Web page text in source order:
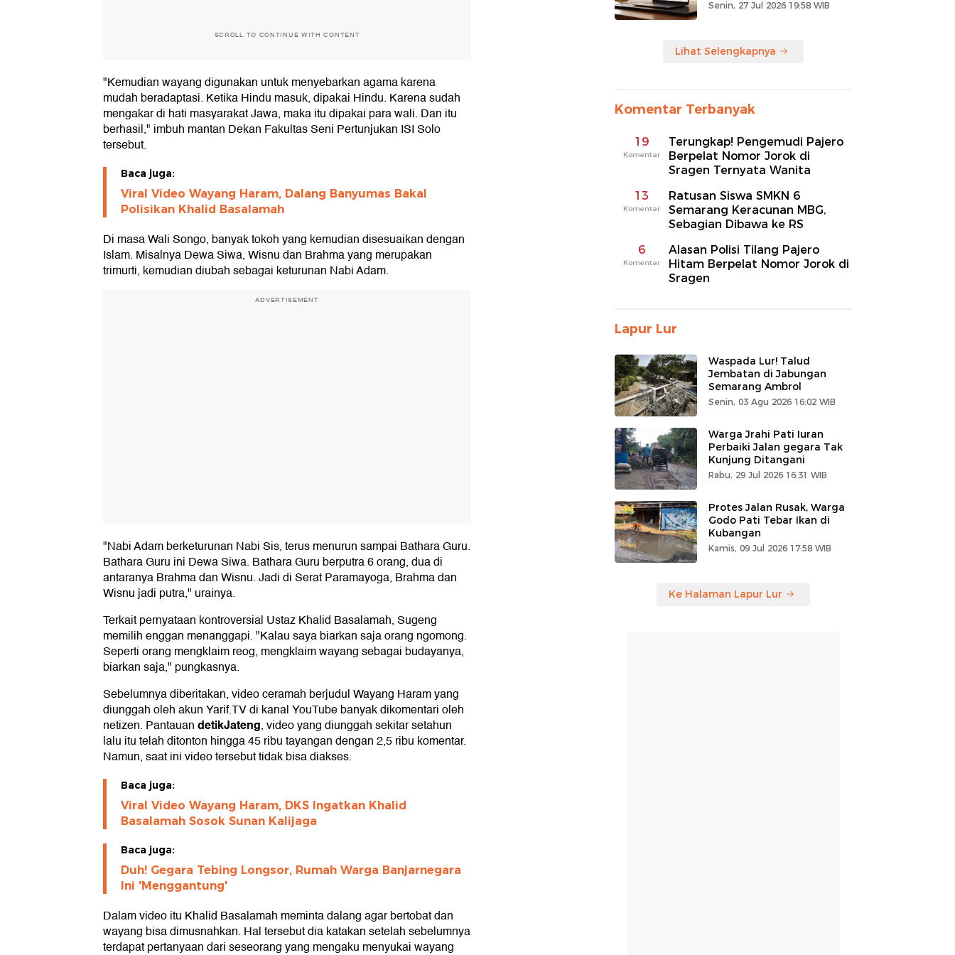
SCROLL TO CONTINUE WITH CONTENT
"Kemudian wayang digunakan untuk menyebarkan agama karena
mudah beradaptasi. Ketika Hindu masuk, dipakai Hindu. Karena sudah
mengakar di hati masyarakat Jawa, maka itu dipakai para wali. Dan itu
berhasil," imbuh mantan Dekan Fakultas Seni Pertunjukan ISI Solo
tersebut.
Baca juga:
Viral Video Wayang Haram, Dalang Banyumas Bakal
Polisikan Khalid Basalamah
Di masa Wali Songo, banyak tokoh yang kemudian disesuaikan dengan
Islam. Misalnya Dewa Siwa, Wisnu dan Brahma yang merupakan
trimurti, kemudian diubah sebagai keturunan Nabi Adam.
ADVERTISEMENT
"Nabi Adam berketurunan Nabi Sis, terus menurun sampai Bathara Guru.
Bathara Guru ini Dewa Siwa. Bathara Guru berputra 6 orang, dua di
antaranya Brahma dan Wisnu. Jadi di Serat Paramayoga, Brahma dan
Wisnu jadi putra," urainya.
Terkait pernyataan kontroversial Ustaz Khalid Basalamah, Sugeng
memilih enggan menanggapi. "Kalau saya biarkan saja orang ngomong.
Seperti orang mengklaim reog, mengklaim wayang sebagai budayanya,
biarkan saja," pungkasnya.
Sebelumnya diberitakan, video ceramah berjudul Wayang Haram yang
diunggah oleh akun Yarif.TV di kanal YouTube banyak dikomentari oleh
netizen. PantauandetikJateng, video yang diunggah sekitar setahun
lalu itu telah ditonton hingga 45 ribu tayangan dengan 2,5 ribu komentar.
Namun, saat ini video tersebut tidak bisa diakses.
Baca juga:
Viral Video Wayang Haram, DKS Ingatkan Khalid
Basalamah Sosok Sunan Kalijaga
Baca juga:
Duh! Gegara Tebing Longsor, Rumah Warga Banjarnegara
Ini 'Menggantung'
Dalam video itu Khalid Basalamah meminta dalang agar bertobat dan
wayang bisa dimusnahkan. Hal tersebut dia katakan setelah sebelumnya
terdapat pertanyaan dari seseorang yang mengaku menyukai wayang
Senin, 27 Jul 2026 19:58 WIB
Lihat Selengkapnya
Komentar Terbanyak
19
Komentar
Terungkap! Pengemudi Pajero
Berpelat Nomor Jorok di
Sragen Ternyata Wanita
13
Komentar
Ratusan Siswa SMKN 6
Semarang Keracunan MBG,
Sebagian Dibawa ke RS
6
Komentar
Alasan Polisi Tilang Pajero
Hitam Berpelat Nomor Jorok di
Sragen
Lapur Lur
Waspada Lur! Talud
Jembatan di Jabungan
Semarang Ambrol
Senin, 03 Agu 2026 16:02 WIB
Warga Jrahi Pati Iuran
Perbaiki Jalan gegara Tak
Kunjung Ditangani
Rabu, 29 Jul 2026 16:31 WIB
Protes Jalan Rusak, Warga
Godo Pati Tebar Ikan di
Kubangan
Kamis, 09 Jul 2026 17:58 WIB
Ke Halaman Lapur Lur